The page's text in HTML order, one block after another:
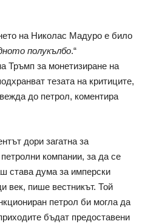
на Николас Мадуро е било
полукълбо.“
Тръмп за монетизиране на
тезата на критиците,
до петрол, коментира
дори загатна за
компании, за да се
става дума за имперски
век, пише вестникът. Той
петрол би могла да
бъдат предоставени